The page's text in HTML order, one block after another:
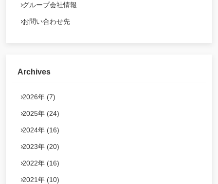
グループ会社情報
お問い合わせ先
Archives
2026年 (7)
2025年 (24)
2024年 (16)
2023年 (20)
2022年 (16)
2021年 (10)